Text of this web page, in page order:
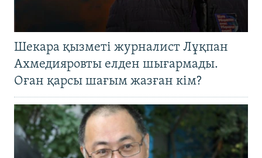
Шекара қызметі журналист Лұқпан
Ахмедияровты елден шығармады.
Оған қарсы шағым жазған кім?